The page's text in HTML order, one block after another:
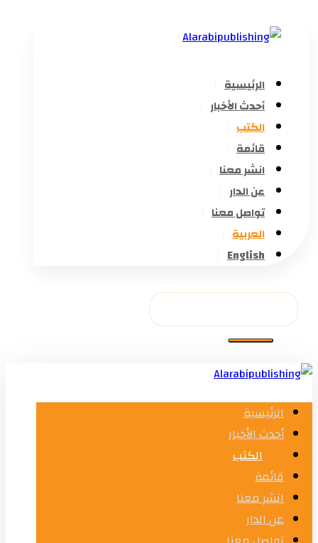
الرئيسية
أحدث الأخبار
الكتب
قائمة
انشر معنا
عن الدار
تواصل معنا
العربية
English
الرئيسية
أحدث الأخبار
الكتب
قائمة
انشر معنا
عن الدار